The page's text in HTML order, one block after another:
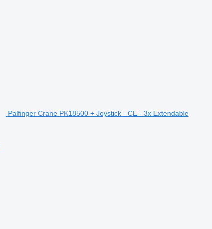
Palfinger Crane PK18500 + Joystick - CE - 3x Extendable